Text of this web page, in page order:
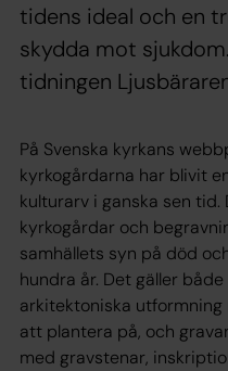
tidens ideal och en
skydda mot
tidningen
På Svenska kyrkans
kyrkogårdarna har blivit
kulturarv i ganska sen
kyrkogårdar och
samhällets syn på död
hundra år. Det gäller
arkitektoniska
att plantera på, och
med gravstenar,